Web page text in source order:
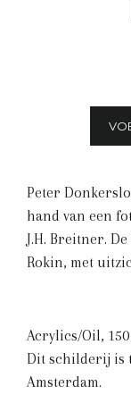
Peter
hand van een
J.H. Breitner.
Rokin, met
Acrylics/Oil, 150
Dit schilderij is
Amsterdam.